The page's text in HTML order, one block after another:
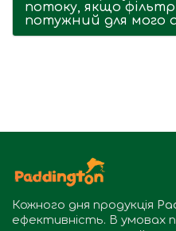
потоку, якщо
потужний для мого
Кожного дня продукція
ефективність. В умовах